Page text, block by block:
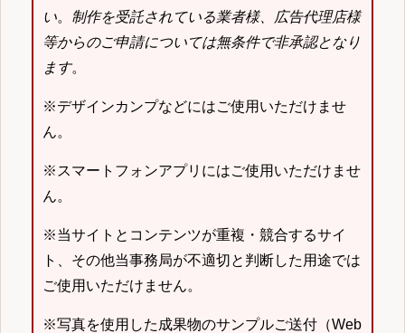
い。 制作を受託されている業者様、広告代理店様
等からのご申請については無条件で非承認となり
ます。
※デザインカンプなどにはご使用いただけませ
ん。
※スマートフォンアプリにはご使用いただけませ
ん。
※当サイトとコンテンツが重複・競合するサイ
ト、その他当事務局が不適切と判断した用途では
ご使用いただけません。
※写真を使用した成果物のサンプルご送付（Web